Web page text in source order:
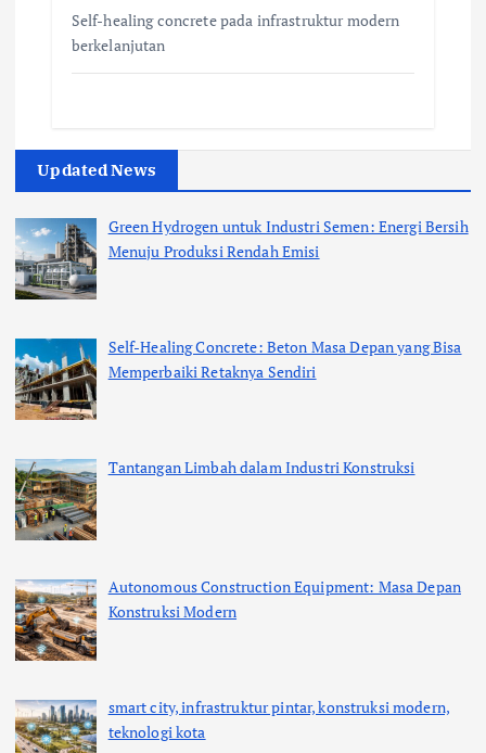
Self-healing concrete pada infrastruktur modern
berkelanjutan
Updated News
Green Hydrogen untuk Industri Semen: Energi Bersih
Menuju Produksi Rendah Emisi
Self-Healing Concrete: Beton Masa Depan yang Bisa
Memperbaiki Retaknya Sendiri
Tantangan Limbah dalam Industri Konstruksi
Autonomous Construction Equipment: Masa Depan
Konstruksi Modern
smart city, infrastruktur pintar, konstruksi modern,
teknologi kota